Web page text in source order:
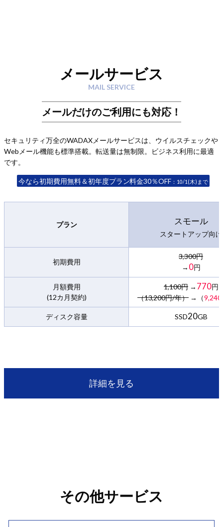
メールサービス
MAIL SERVICE
メールだけのご利用にも対応！
セキュリティ万全のWADAXメールサービスは、ウイルスチェックや
Webメール機能も標準搭載。転送量は無制限。ビジネス利用に最適
です。
今なら初期費用無料＆初年度プラン料金30％OFF ：10/1(木)まで
プラン スモール
スタートアップ向け
初期費用
3,300円
→ 0円
月額費用
(12カ月契約)
1,100円→ 770円
（13,200円/年） →（9,240
ディスク容量 SSD20GB
詳細を見る
その他サービス